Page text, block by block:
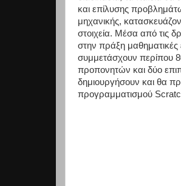
και επίλυσης
μηχανικής,
στοιχεία. Μέσα από τις
στην πράξη μαθηματικές
συμμετάσχουν περίπου
προπονητών και δύο
δημιουργήσουν και θα
προγραμματισμού